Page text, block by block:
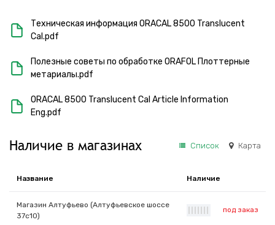
Техническая информация ORACAL 8500 Translucent
Cal.pdf
Полезные советы по обработке ORAFOL Плоттерные
метариалы.pdf
ORACAL 8500 Translucent Cal Article Information
Eng.pdf
Наличие в магазинах Список Карта
Название Наличие
Магазин Алтуфьево (Алтуфьевское шоссе
37с10)
под заказ